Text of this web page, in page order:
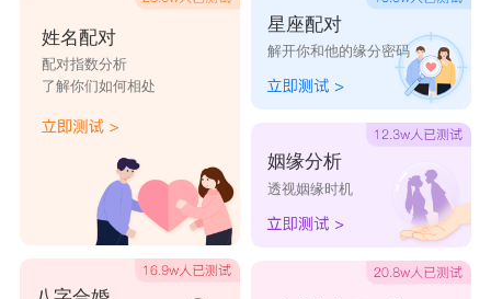
姓名配对
配对指数分析
了解你们如何相处
星座配对
解开你和他的缘分密码
姻缘分析
透视姻缘时机